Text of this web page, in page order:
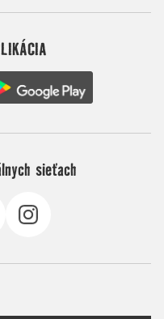
sieťach